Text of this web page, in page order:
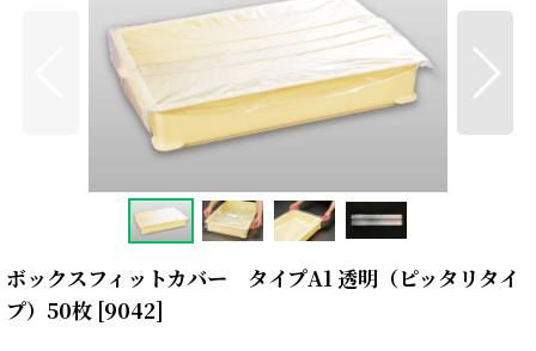
ボックスフィットカバー タイプA1 透明（ピッタリタイ
プ）50枚 [9042]